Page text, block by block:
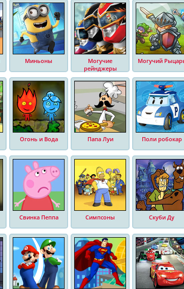
Миньоны
Могучие
рейнджеры
Могучий
Огонь и Вода Папа Луи Поли робокар
Свинка Пеппа Симпсоны Скуби Ду